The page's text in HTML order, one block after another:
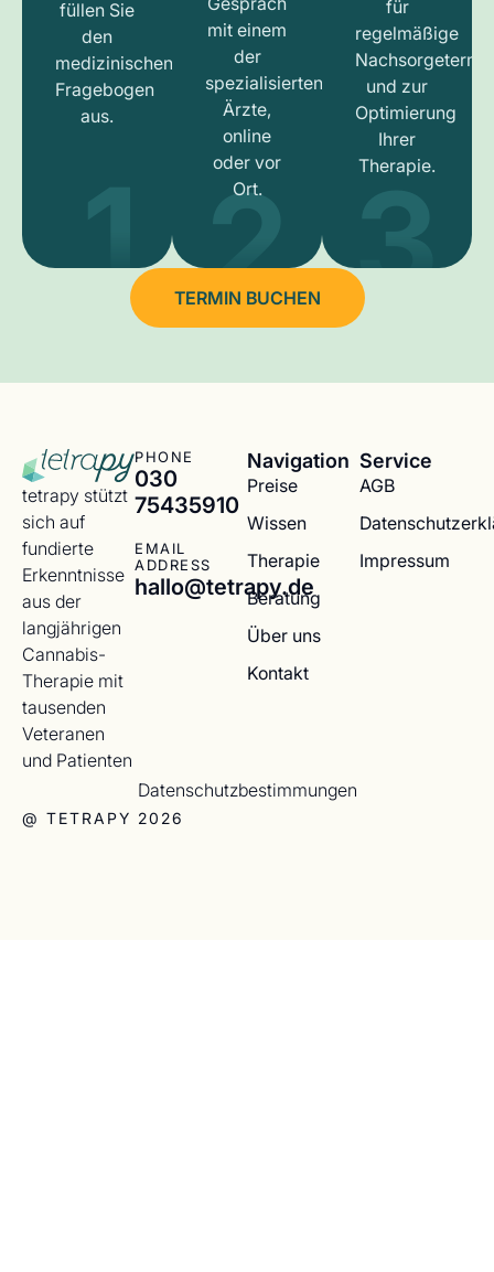
füllen Sie
den
medizinischen
Fragebogen
aus.
1
mit einem
der
spezialisierten
Ärzte,
online
oder vor
Ort.
2
für
regelmäßige
und zur
Optimierung
Ihrer
Therapie.
3
TERMIN BUCHEN
tetrapy stützt
sich auf
fundierte
Erkenntnisse
aus der
langjährigen
Cannabis-
Therapie mit
tausenden
Veteranen
und Patienten
PHONE
030
75435910
EMAIL
ADDRESS
hallo@tetrapy.de
Navigation
Preise
Wissen
Therapie
Beratung
Über uns
Kontakt
Service
AGB
Impressum
@ TETRAPY 2026
Datenschutzbestimmungen